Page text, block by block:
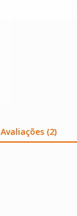
Avaliações (2)